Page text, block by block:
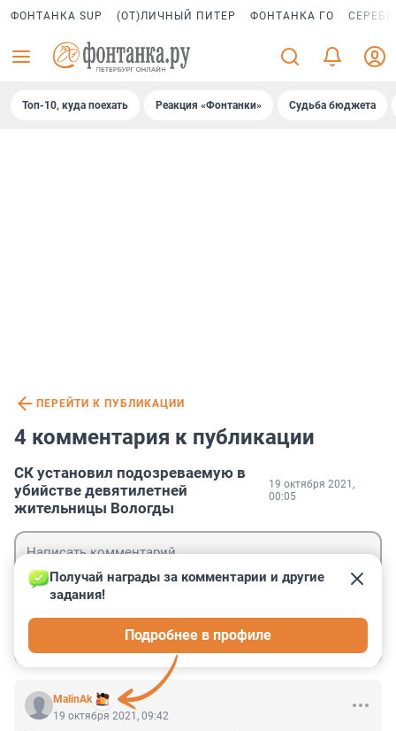
ФОНТАНКА SUP (ОТ)ЛИЧНЫЙ ПИТЕР ФОНТАНКА ГО
Топ-10, куда поехать Реакция «Фонтанки» Судьба бюджета
ПЕРЕЙТИ К ПУБЛИКАЦИИ
4 комментария к публикации
СК установил подозреваемую в
убийстве девятилетней
жительницы Вологды
19 октября 2021,
00:05
MalinAk
Получай награды за комментарии и другие
задания!
Подробнее в профиле
19 октября 2021, 09:42